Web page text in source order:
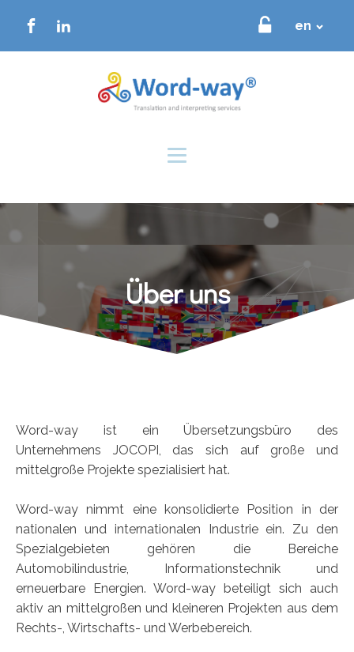
en
Über uns
Word-way ist ein Übersetzungsbüro des
Unternehmens JOCOPI, das sich auf große und
mittelgroße Projekte spezialisiert hat.
Word-way nimmt eine konsolidierte Position in der
nationalen und internationalen Industrie ein. Zu den
Spezialgebieten gehören die Bereiche
Automobilindustrie, Informationstechnik und
erneuerbare Energien. Word-way beteiligt sich auch
aktiv an mittelgroßen und kleineren Projekten aus dem
Rechts-, Wirtschafts- und Werbebereich.